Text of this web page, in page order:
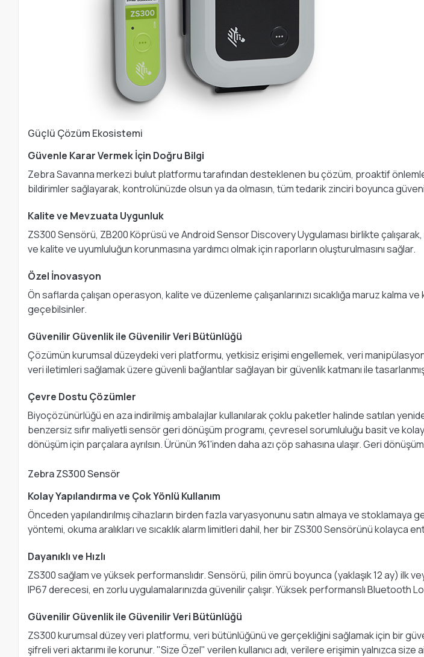
Güçlü Çözüm Ekosistemi
Güvenle Karar Vermek İçin Doğru Bilgi
Zebra Savanna merkezi bulut platformu tarafından desteklenen bu çözüm, proaktif
bildirimler sağlayarak, kontrolünüzde olsun ya da olmasın, tüm tedarik zinciri boyunca
Kalite ve Mevzuata Uygunluk
ZS300 Sensörü, ZB200 Köprüsü ve Android Sensor Discovery Uygulaması birlikte
ve kalite ve uyumluluğun korunmasına yardımcı olmak için raporların oluşturulmasını sağlar.
Özel İnovasyon
Ön saflarda çalışan operasyon, kalite ve düzenleme çalışanlarınızı sıcaklığa maruz kalma
geçebilsinler.
Güvenilir Güvenlik ile Güvenilir Veri Bütünlüğü
Çözümün kurumsal düzeydeki veri platformu, yetkisiz erişimi engellemek, veri
veri iletimleri sağlamak üzere güvenli bağlantılar sağlayan bir güvenlik katmanı ile
Çevre Dostu Çözümler
Biyoçözünürlüğü en aza indirilmiş ambalajlar kullanılarak çoklu paketler halinde satılan
benzersiz sıfır maliyetli sensör geri dönüşüm programı, çevresel sorumluluğu basit ve
dönüşüm için parçalara ayrılsın. Ürünün %1'inden daha azı çöp sahasına ulaşır. Geri
Zebra ZS300 Sensör
Kolay Yapılandırma ve Çok Yönlü Kullanım
Önceden yapılandırılmış cihazların birden fazla varyasyonunu satın almaya ve
yöntemi, okuma aralıkları ve sıcaklık alarm limitleri dahil, her bir ZS300 Sensörünü kolayca
Dayanıklı ve Hızlı
ZS300 sağlam ve yüksek performanslıdır. Sensörü, pilin ömrü boyunca (yaklaşık 12 ay) ilk
IP67 derecesi, en zorlu uygulamalarınızda güvenilir çalışır. Yüksek performanslı Bluetooth
Güvenilir Güvenlik ile Güvenilir Veri Bütünlüğü
ZS300 kurumsal düzey veri platformu, veri bütünlüğünü ve gerçekliğini sağlamak için bir
şifreli veri aktarımı ile korunur. "Size Özel" verilen kullanıcı adı, verilere erişimin yalnızca size